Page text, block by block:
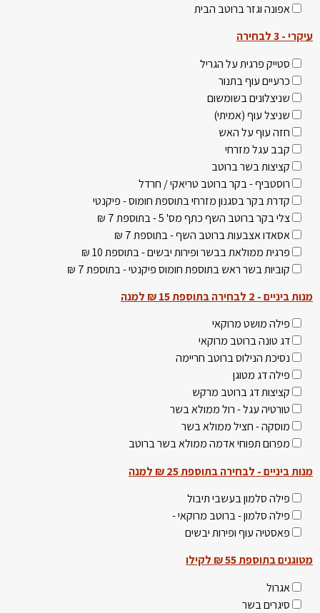
אפונה וגזר ברוטב הבית
עיקרי - 3 לבחירה
סטייק פרגית על הגריל
כרעיים עוף בתנור
שניצלונים בשומשום
שניצל עוף (אמיתי)
חזה עוף על האש
קבב עגל מזרחי
קציצות בשר ברוטב
רוסטביף - בקר ברוטב טריאקי / חרדל
קדרת בקר בסגנון מזרחי בתוספת חומוס - פיקנטי
צלי בקר ברוטב השף כתף מס' 5 - בתוספת 7 ₪
אסאדו אצבעות ברוטב השף - בתוספת 7 ₪
פרגית ממולאת בבשר ופירות יבשים - בתוספת 10 ₪
קוביות בשר ראש בתוספת חומוס פיקנטי - בתוספת 7 ₪
מנות ביניים - 2 לבחירה בתוספת 15 ₪ למנה
פילה מושט מרוקאי
דג טונה ברוטב מרוקאי
נסיכת הנילוס ברוטב חריימה
פילה דג מטוגן
קציצות דג ברוטב מרקש
טורטיה עגל - רול ממולא בשר
מוסקה - חציל ממולא בשר
מפרום תפוחי אדמה ממולא בשר ברוטב
מנות ביניים - לבחירה בתוספת 25 ₪ למנה
פילה סלמון בעשבי תיבול
פילה סלמון - ברוטב מרוקאי -
פאסטיה עוף ופירות יבשים
מטוגנים בתוספת 55 ₪ לקילו
אגרול
סיגרים בשר